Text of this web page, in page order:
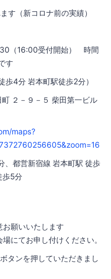
す（新コロナ前の実績）
（16:00受付開始） 時間
す
歩4分 岩本町駅徒歩2分）
２－９－５ 柴田第一ビル
maps?
、都営新宿線 岩本町駅 徒歩
歩5分
願いいたします
にてお申し付けください。
タンを押していただきまし